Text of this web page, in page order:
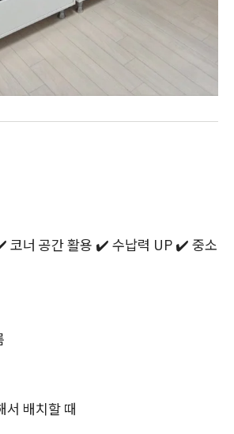
코너 공간 활용 ✔️ 수납력 UP ✔️ 중소
배치할 때